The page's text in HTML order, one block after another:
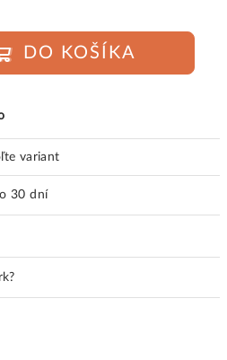
DO KOŠÍKA
variant
30 dní